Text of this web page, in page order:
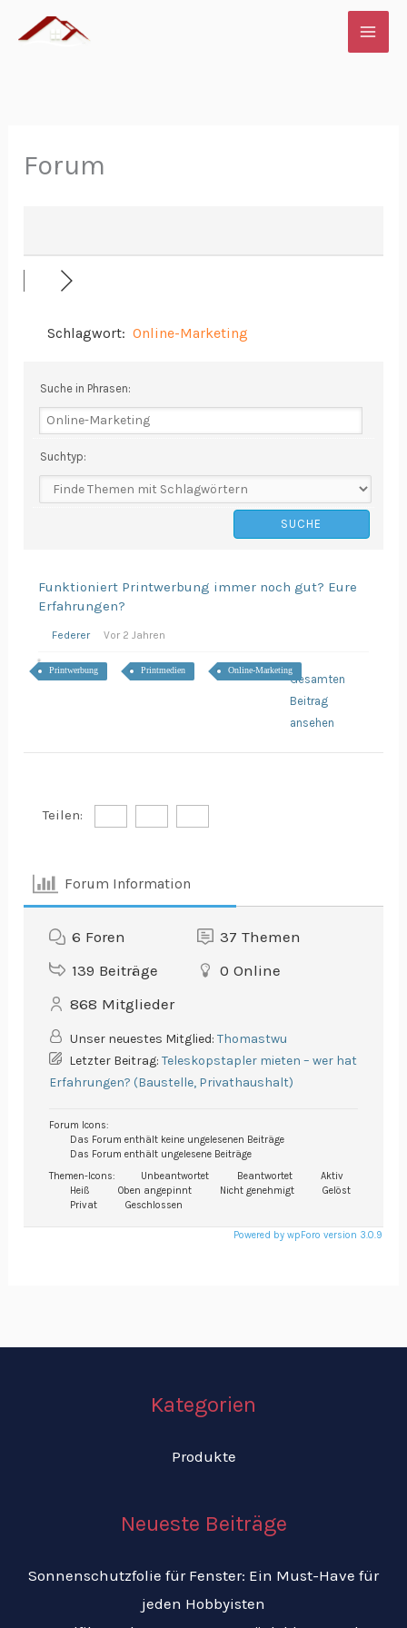
Inhalt
Forum
Schlagwort:Online-Marketing
Suche in Phrasen:
Suchtyp:
Funktioniert Printwerbung immer noch gut? Eure
Erfahrungen?
Federer Vor 2 Jahren
Printwerbung Printmedien Online-Marketing
Gesamten
Beitrag
ansehen
Teilen:
Forum Information
6 Foren 37 Themen
139 Beiträge 0 Online
868 Mitglieder
Unser neuestes Mitglied:Thomastwu
Letzter Beitrag:Teleskopstapler mieten – wer hat
Erfahrungen? (Baustelle, Privathaushalt)
Forum Icons:
Das Forum enthält keine ungelesenen Beiträge
Das Forum enthält ungelesene Beiträge
Themen-Icons:
Unbeantwortet Beantwortet
Aktiv
Heiß
Oben angepinnt Nicht genehmigt
Gelöst
Privat
Geschlossen
Powered by wpForo version 3.0.9
Kategorien
Produkte
Neueste Beiträge
Sonnenschutzfolie für Fenster: Ein Must-Have für
jeden Hobbyisten